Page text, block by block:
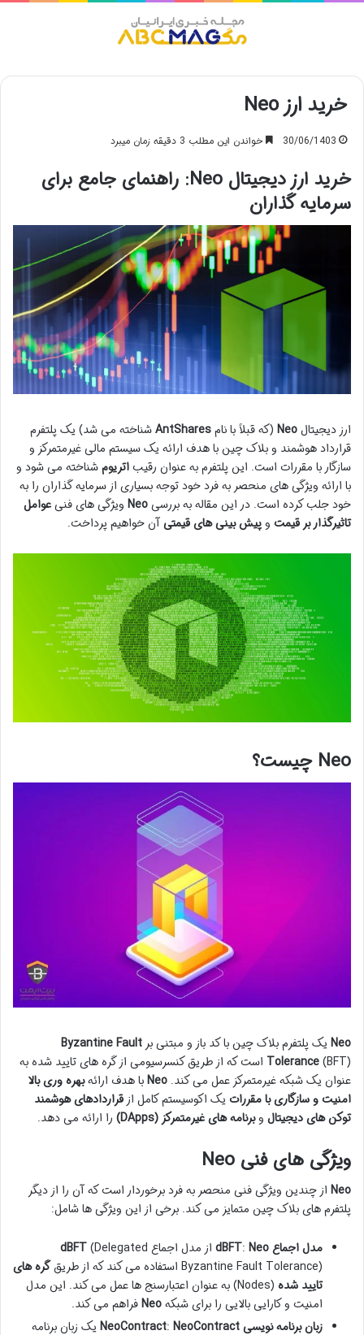
خرید ارز Neo
30/06/1403 خواندن این مطلب 3 دقیقه زمان میبرد
خرید ارز دیجیتال Neo: راهنمای جامع برای
سرمایه گذاران
ارز دیجیتالNeo (که قبلاً با نامAntSharesشناخته می شد) یک پلتفرم
قرارداد هوشمند و بلاک چین با هدف ارائه یک سیستم مالی غیرمتمرکز و
سازگار با مقررات است. این پلتفرم به عنوان رقیباتریومشناخته می شود و
با ارائه ویژگی های منحصر به فرد خود توجه بسیاری از سرمایه گذاران را به
خود جلب کرده است. در این مقاله به بررسیNeo ویژگی های فنیعوامل
تاثیرگذار بر قیمت وپیش بینی های قیمتیآن خواهیم پرداخت.
Neo چیست؟
Neoیک پلتفرم بلاک چین با کد باز و مبتنی بر Byzantine Fault
Tolerance (BFT) است که از طریق کنسرسیومی از گره های تایید شده به
عنوان یک شبکه غیرمتمرکز عمل می کند. Neoبا هدف ارائهبهره وری بالا
امنیت و سازگاری با مقرراتیک اکوسیستم کامل از قراردادهای هوشمند
توکن های دیجیتال وبرنامه های غیرمتمرکز (DApps) را ارائه می دهد.
ویژگی های فنی Neo
Neo از چندین ویژگی فنی منحصر به فرد برخوردار است که آن را از دیگر
پلتفرم های بلاک چین متمایز می کند. برخی از این ویژگی ها شامل:
مدل اجماع dBFT : Neo از مدل اجماع dBFT(Delegated
Byzantine Fault Tolerance) استفاده می کند که از طریق
گره های
تایید شده
(Nodes) به عنوان اعتبارسنج ها عمل می کند. این مدل
امنیت و کارایی بالایی را برای شبکهNeoفراهم می کند.
زبان برنامه نویسی NeoContract
: NeoContract
یک زبان برنامه